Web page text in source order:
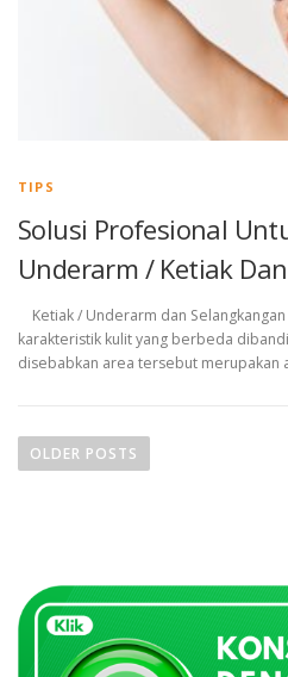
TIPS
Solusi Profesional
Underarm / Ketiak
Ketiak / Underarm dan
karakteristik kulit yang berbeda
disebabkan area tersebut merupakan
o
a
OLDER POSTS